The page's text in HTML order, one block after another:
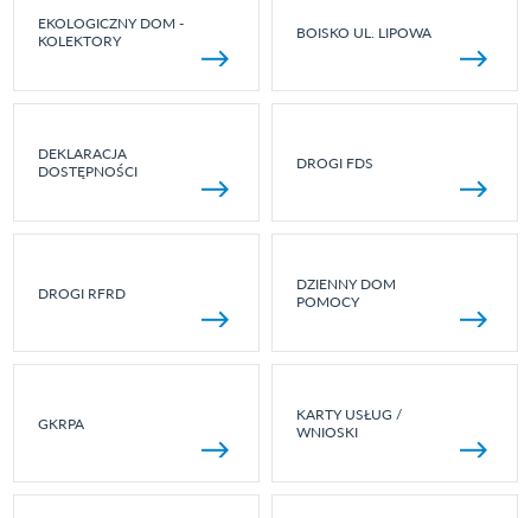
EKOLOGICZNY DOM -
KOLEKTORY
BOISKO UL. LIPOWA
DEKLARACJA
DOSTĘPNOŚCI
DROGI FDS
DROGI RFRD
DZIENNY DOM
POMOCY
GKRPA
KARTY USŁUG /
WNIOSKI